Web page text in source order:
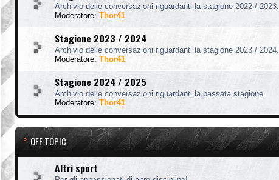
Archivio delle conversazioni riguardanti la stagione 2022 / 2023.
Moderatore: Thor41
Stagione 2023 / 2024
Archivio delle conversazioni riguardanti la stagione 2023 / 2024.
Moderatore: Thor41
Stagione 2024 / 2025
Archivio delle conversazioni riguardanti la passata stagione.
Moderatore: Thor41
OFF TOPIC
Altri sport